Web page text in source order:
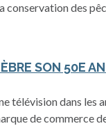
des
SON 50E
télévision dans les
de commerce